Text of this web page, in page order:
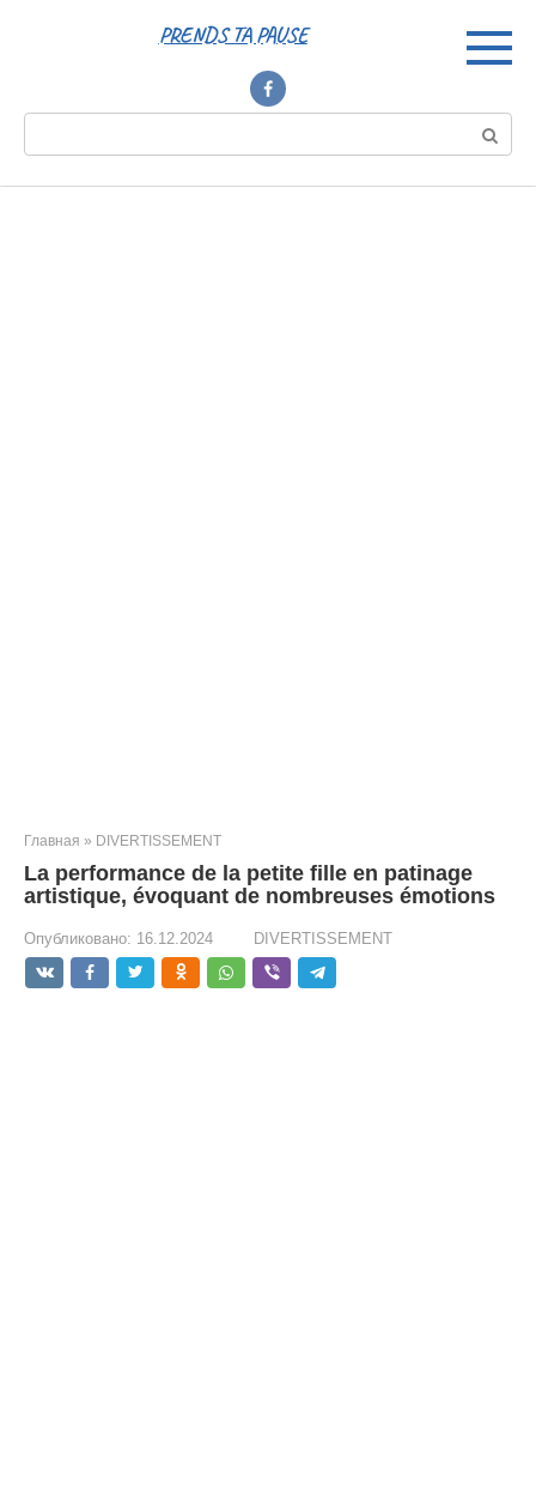
PRENDS TA PAUSE
Главная » DIVERTISSEMENT
La performance de la petite fille en patinage
artistique, évoquant de nombreuses émotions
Опубликовано: 16.12.2024 DIVERTISSEMENT